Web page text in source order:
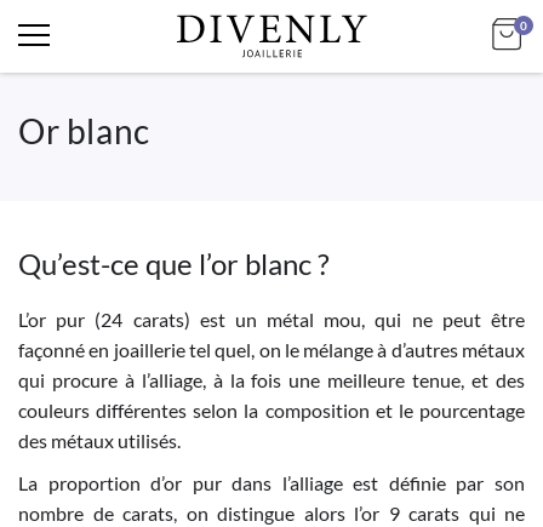
0
Or blanc
Qu’est-ce que l’or blanc ?
L’or pur (24 carats) est un métal mou, qui ne peut être
façonné en joaillerie tel quel, on le mélange à d’autres métaux
qui procure à l’alliage, à la fois une meilleure tenue, et des
couleurs différentes selon la composition et le pourcentage
des métaux utilisés.
La proportion d’or pur dans l’alliage est définie par son
nombre de carats, on distingue alors l’or 9 carats qui ne